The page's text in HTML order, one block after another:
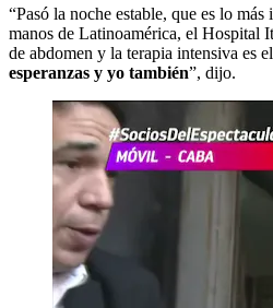
“Pasó la noche estable, que es lo
manos de Latinoamérica, el Hospital
de abdomen y la terapia intensiva es
esperanzas y yo también”, dijo.